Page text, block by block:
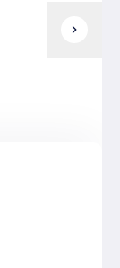
chevron_right